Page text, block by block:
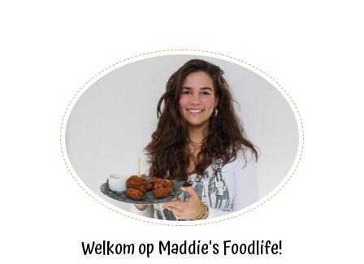
Welkom op Maddie's Foodlife!